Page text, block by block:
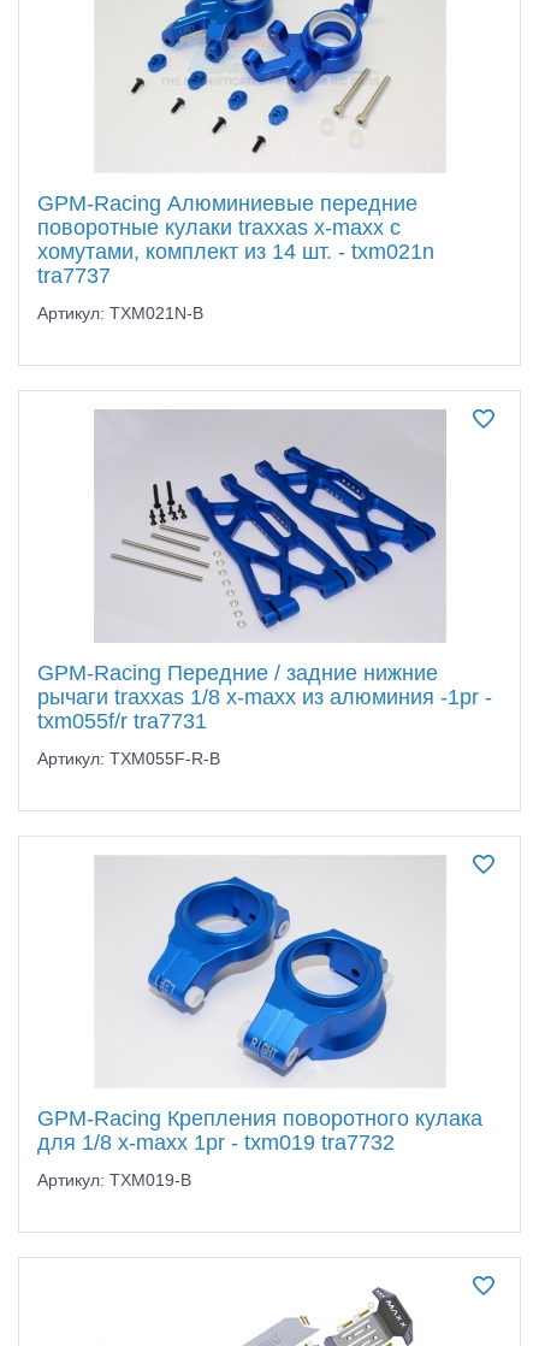
GPM-Racing Алюминиевые передние
поворотные кулаки traxxas x-maxx с
хомутами, комплект из 14 шт. - txm021n
tra7737
Артикул: TXM021N-B
GPM-Racing Передние / задние нижние
рычаги traxxas 1/8 x-maxx из алюминия -1pr -
txm055f/r tra7731
Артикул: TXM055F-R-B
GPM-Racing Крепления поворотного кулака
для 1/8 x-maxx 1pr - txm019 tra7732
Артикул: TXM019-B